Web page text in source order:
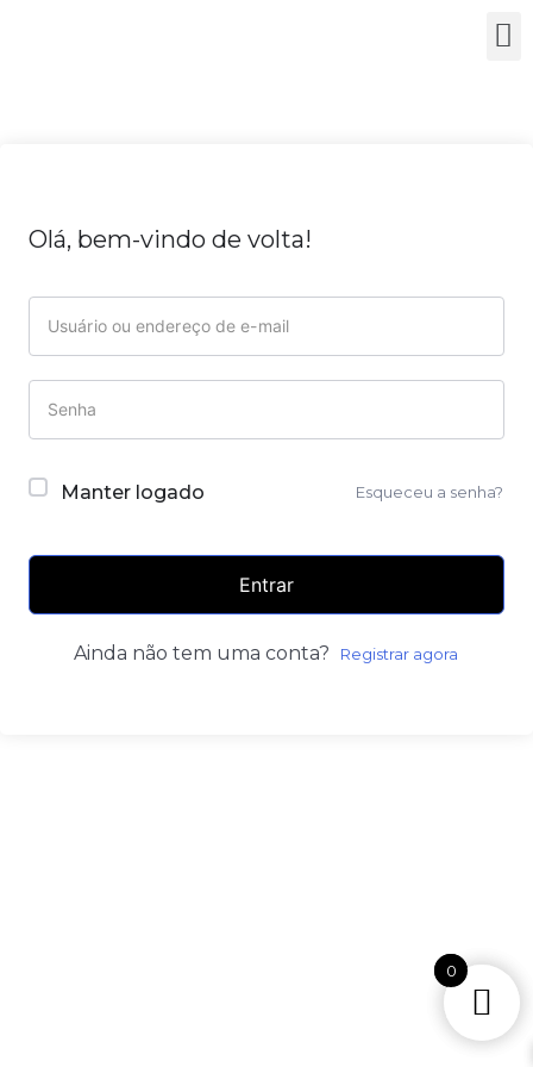
Olá, bem-vindo de volta!
Manter logado Esqueceu a senha?
Entrar
Ainda não tem uma conta? Registrar agora
0
0